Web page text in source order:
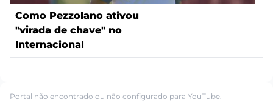
Como Pezzolano ativou
"virada de chave" no
Internacional
Portal não encontrado ou não configurado para YouTube.